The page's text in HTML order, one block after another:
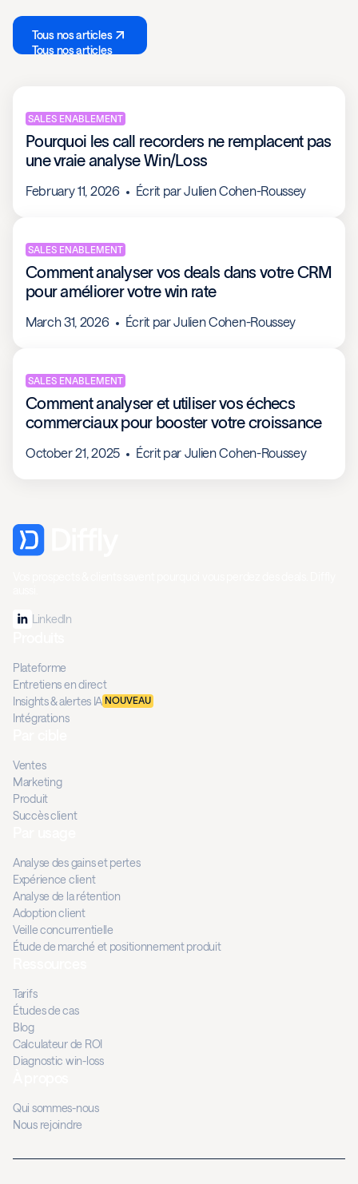
Tous nos articles
Tous nos articles
SALES ENABLEMENT
Pourquoi les call recorders ne remplacent pas
une vraie analyse Win/Loss
February 11, 2026 Écrit parJulien Cohen-Roussey
SALES ENABLEMENT
Comment analyser vos deals dans votre CRM
pour améliorer votre win rate
March 31, 2026 Écrit parJulien Cohen-Roussey
SALES ENABLEMENT
Comment analyser et utiliser vos échecs
commerciaux pour booster votre croissance
October 21, 2025 Écrit par Julien Cohen-Roussey
LinkedIn
Plateforme
Entretiens en direct
Insights & alertes IA NOUVEAU
Intégrations
Ventes
Marketing
Produit
Succès client
Analyse des gains et pertes
Expérience client
Analyse de la rétention
Adoption client
Veille concurrentielle
Étude de marché et positionnement produit
Tarifs
Études de cas
Blog
Calculateur de ROI
Diagnostic win-loss
Qui sommes-nous
Nous rejoindre